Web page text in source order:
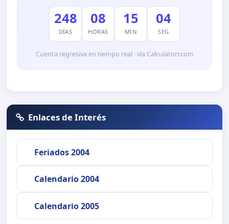
248
DÍAS
08
HORAS
15
MIN
04
SEG
Cuenta regresiva en tiempo real · vía Calculatorr.com
Enlaces de Interés
Feriados 2004
Calendario 2004
Calendario 2005